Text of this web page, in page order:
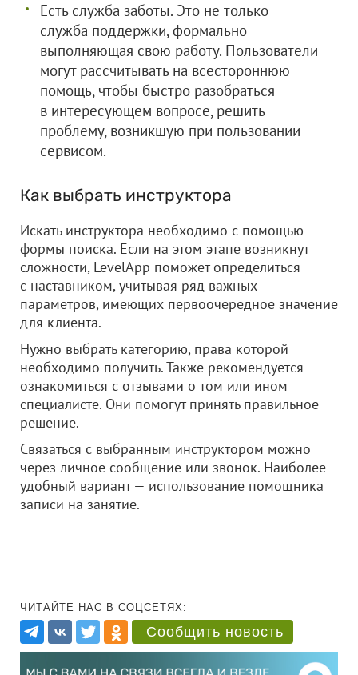
Есть служба заботы. Это не только
служба поддержки, формально
выполняющая свою работу. Пользователи
могут рассчитывать на всестороннюю
помощь, чтобы быстро разобраться
в интересующем вопросе, решить
проблему, возникшую при пользовании
сервисом.
Как выбрать инструктора
Искать инструктора необходимо с помощью
формы поиска. Если на этом этапе возникнут
сложности, LevelApp поможет определиться
с наставником, учитывая ряд важных
параметров, имеющих первоочередное значение
для клиента.
Нужно выбрать категорию, права которой
необходимо получить. Также рекомендуется
ознакомиться с отзывами о том или ином
специалисте. Они помогут принять правильное
решение.
Связаться с выбранным инструктором можно
через личное сообщение или звонок. Наиболее
удобный вариант — использование помощника
записи на занятие.
ЧИТАЙТЕ НАС В СОЦСЕТЯХ:
Сообщить новость